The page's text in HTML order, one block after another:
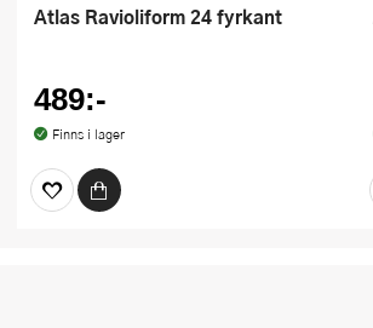
Atlas Ravioliform 24 fyrkant
489:-
Finns i lager